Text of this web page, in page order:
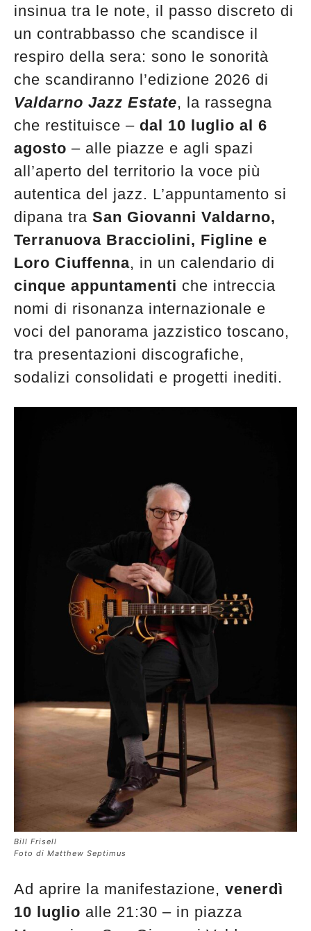
edicola
insinua tra le note, il passo discreto di
un contrabbasso che scandisce il
respiro della sera: sono le sonorità
che scandiranno l’edizione 2026 di
Valdarno Jazz Estate, la rassegna
che restituisce – dal 10 luglio al 6
agosto – alle piazze e agli spazi
all’aperto del territorio la voce più
autentica del jazz. L’appuntamento si
dipana tra San Giovanni Valdarno,
Terranuova Bracciolini, Figline e
Loro Ciuffenna, in un calendario di
cinque appuntamenti che intreccia
nomi di risonanza internazionale e
voci del panorama jazzistico toscano,
tra presentazioni discografiche,
sodalizi consolidati e progetti inediti.
Bill Frisell
Foto di Matthew Septimus
Ad aprire la manifestazione, venerdì
10 luglio alle 21:30 – in piazza